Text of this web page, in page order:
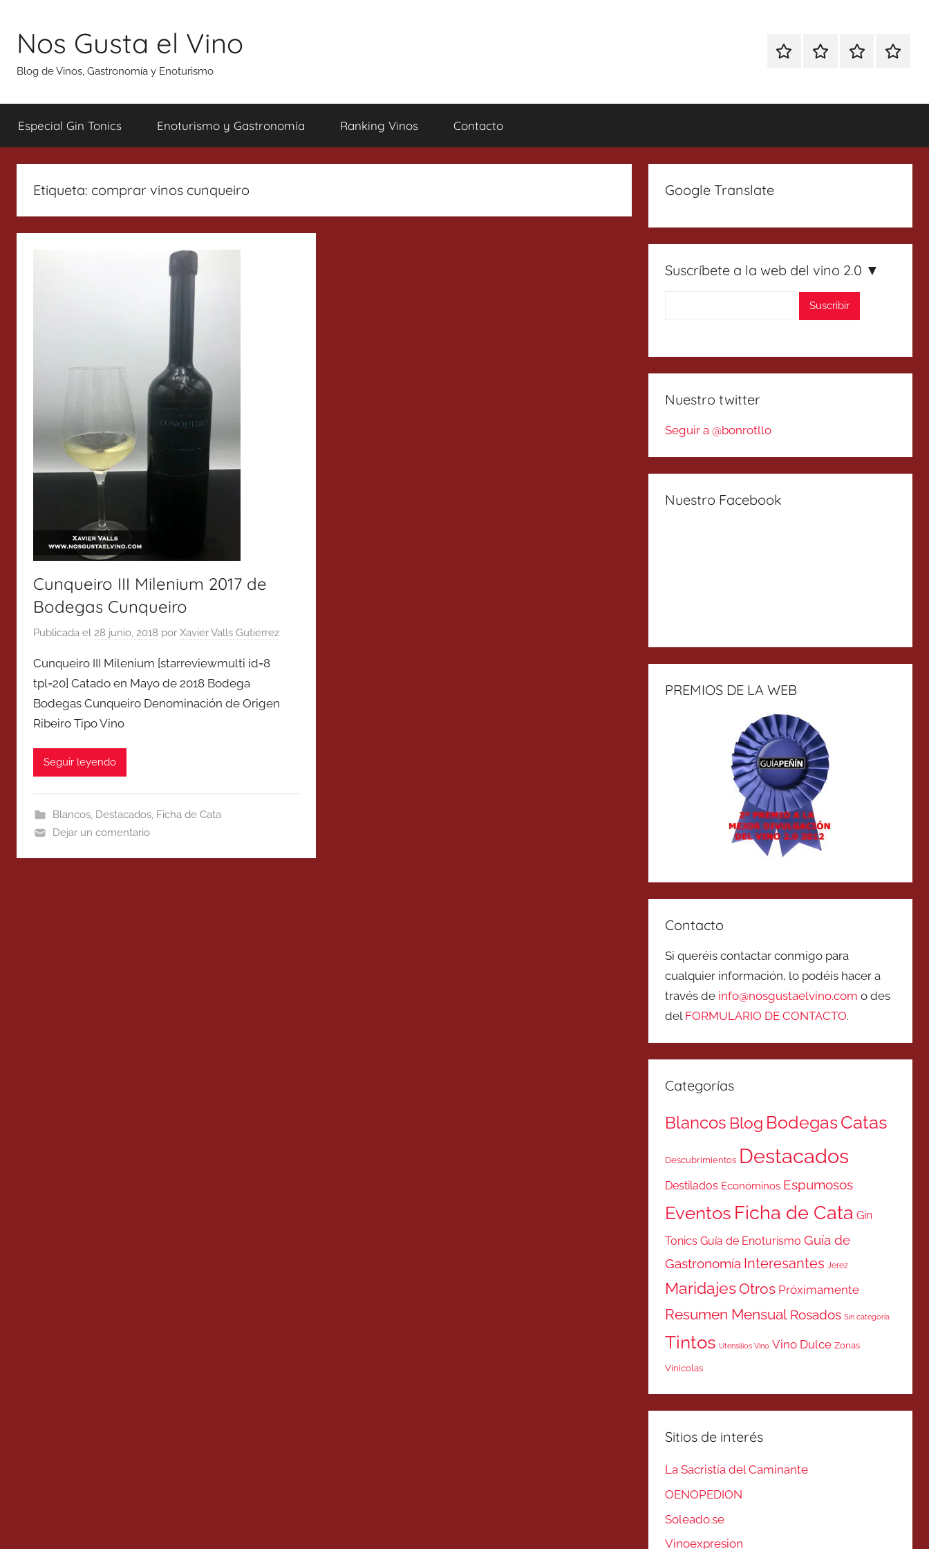
contenido
Nos Gusta el Vino
Blog de Vinos, Gastronomía y Enoturismo
EspecialEnoturismoRanking
Especial Gin Tonics Enoturismo y Gastronomía Ranking Vinos Contacto
Etiqueta: comprar vinos cunqueiro
Cunqueiro III Milenium 2017 de
Bodegas Cunqueiro
Publicada el 28 junio, 2018 por Xavier Valls Gutierrez
Cunqueiro III Milenium [starreviewmulti id=8
tpl=20] Catado en Mayo de 2018 Bodega
Bodegas Cunqueiro Denominación de Origen
Ribeiro Tipo Vino
Seguir leyendo
Blancos, Destacados, Ficha de Cata
Dejar un comentario
Google Translate
Suscríbete a la web del vino 2.0 ▼
Nuestro twitter
Seguir a @bonrotllo
Nuestro Facebook
PREMIOS DE LA WEB
Contacto
Si queréis contactar conmigo para
cualquier información, lo podéis hacer a
través de info@nosgustaelvino.com o des
del FORMULARIO DE CONTACTO.
Categorías
Blancos Blog BodegasCatas
Descubrimientos Destacados
Destilados Económinos Espumosos
Eventos Ficha de Cata Gin
Tonics Guía de Enoturismo Guía de
Gastronomía Interesantes Jerez
MaridajesOtros Próximamente
Resumen Mensual Rosados Sin categoría
Tintos Utensilios Vino Vino Dulce Zonas
Vinicolas
Sitios de interés
La Sacristía del Caminante
OENOPEDION
Soleado.se
Vinoexpresion